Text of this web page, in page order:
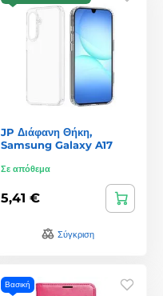
JP Διάφανη Θήκη,
Samsung Galaxy A17
Σε απόθεμα
5,41 €
Σύγκριση
Βασική